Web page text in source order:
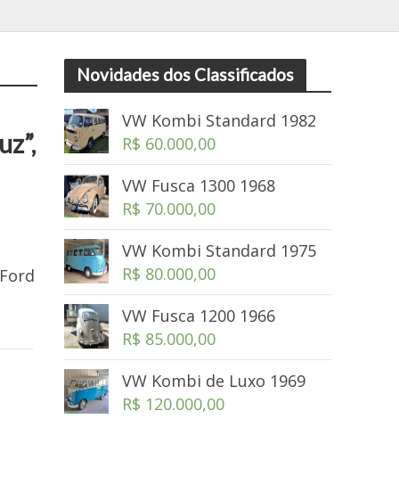
Novidades dos Classificados
VW Kombi Standard 1982
R$ 60.000,00
VW Fusca 1300 1968
R$ 70.000,00
VW Kombi Standard 1975
R$ 80.000,00
VW Fusca 1200 1966
R$ 85.000,00
VW Kombi de Luxo 1969
R$ 120.000,00